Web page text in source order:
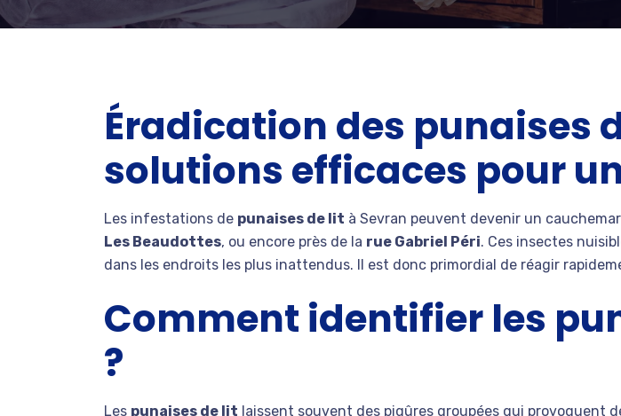
Éradication des punaises
solutions efficaces pour
Les infestations de punaises de lit à Sevran peuvent devenir un
Les Beaudottes, ou encore près de la rue Gabriel Péri. Ces insectes
dans les endroits les plus inattendus. Il est donc primordial de réagir
Comment identifier les
?
Les punaises de lit laissent souvent des piqûres groupées qui provoquent